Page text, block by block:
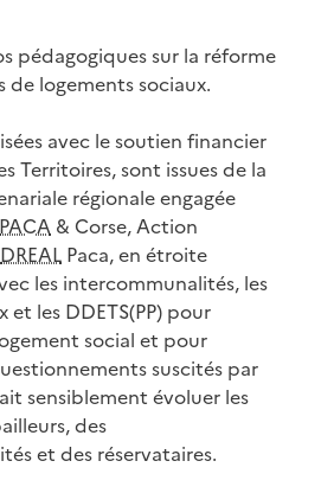
pédagogiques sur la réforme
logements sociaux.
avec le soutien financier
Territoires, sont issues de la
régionale engagée
PACA & Corse, Action
DREAL Paca, en étroite
les intercommunalités, les
et les DDETS(PP) pour
social et pour
suscités par
sensiblement évoluer les
des
et des réservataires.